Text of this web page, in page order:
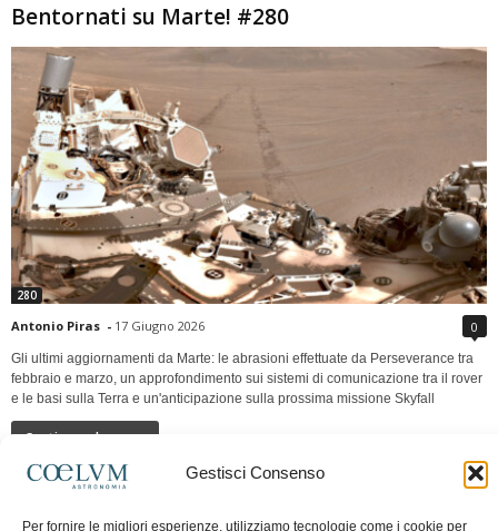
Gestisci Consenso
Per fornire le migliori esperienze, utilizziamo tecnologie come i cookie per
Bentornati su Marte! #280
280
Antonio Piras - 17 Giugno 2026 0
Gli ultimi aggiornamenti da Marte: le abrasioni effettuate da Perseverance tra
febbraio e marzo, un approfondimento sui sistemi di comunicazione tra il rover
e le basi sulla Terra e un'anticipazione sulla prossima missione Skyfall
Continua a leggere